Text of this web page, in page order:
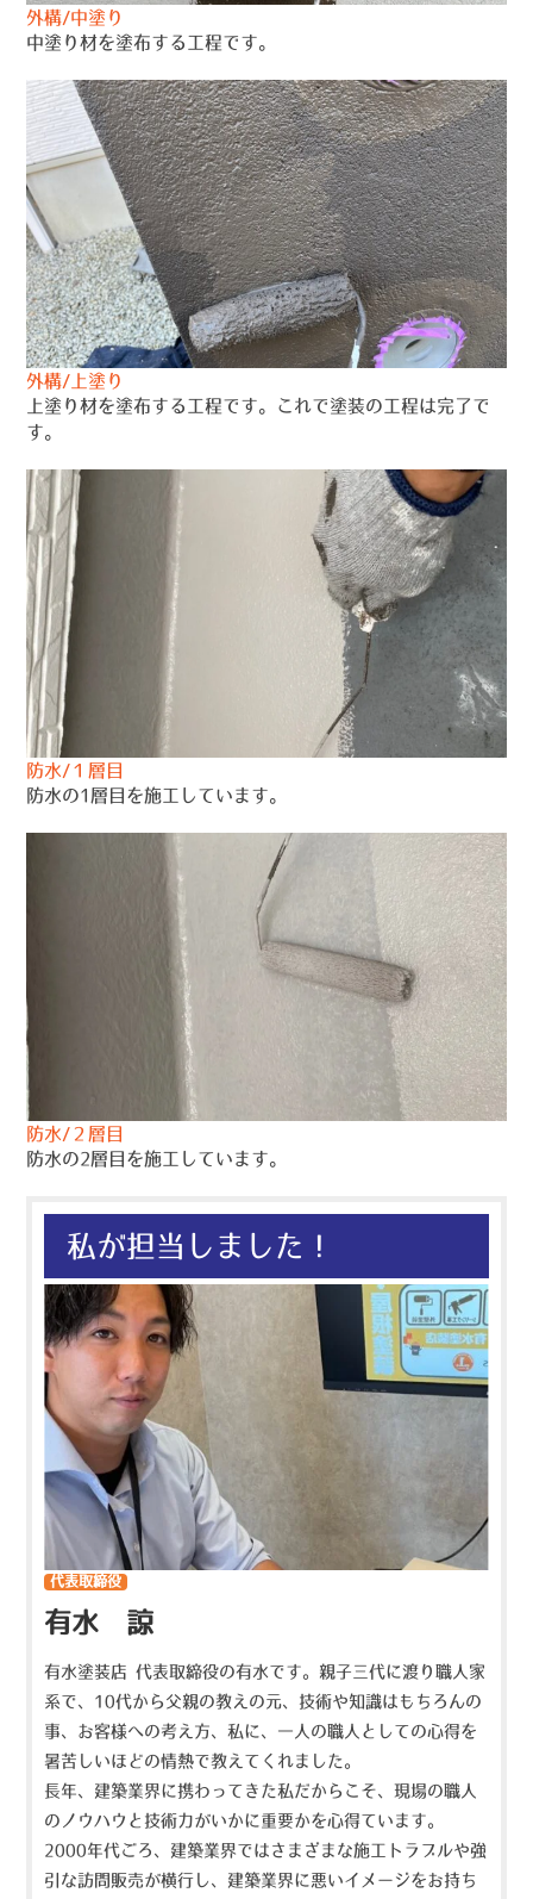
外構/中塗り
中塗り材を塗布する工程です。
外構/上塗り
上塗り材を塗布する工程です。これで塗装の工程は完了で
す。
防水/１層目
防水の1層目を施工しています。
防水/２層目
防水の2層目を施工しています。
私が担当しました！
代表取締役
有水 諒
有水塗装店 代表取締役の有水です。親子三代に渡り職人家
系で、10代から父親の教えの元、技術や知識はもちろんの
事、お客様への考え方、私に、一人の職人としての心得を
暑苦しいほどの情熱で教えてくれました。
長年、建築業界に携わってきた私だからこそ、現場の職人
のノウハウと技術力がいかに重要かを心得ています。
2000年代ごろ、建築業界ではさまざまな施工トラブルや強
引な訪問販売が横行し、建築業界に悪いイメージをお持ち